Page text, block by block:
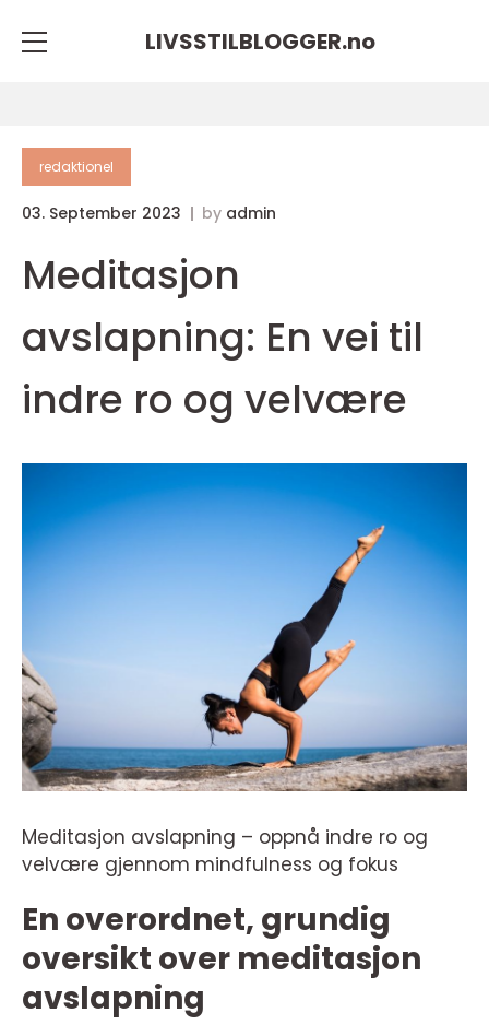
LIVSSTILBLOGGER.no
redaktionel
03. September 2023 by admin
Meditasjon
avslapning: En vei til
indre ro og velvære
Meditasjon avslapning – oppnå indre ro og
velvære gjennom mindfulness og fokus
En overordnet, grundig
oversikt over meditasjon
avslapning